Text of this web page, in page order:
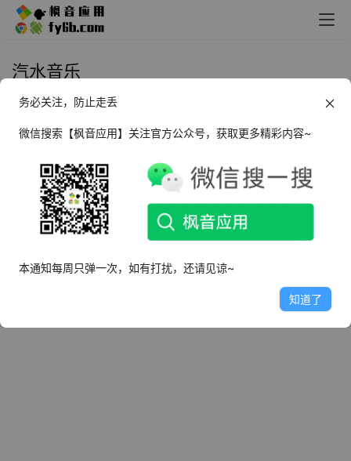
汽水音乐
2023年5月6日
务必关注，防止走丢
微信搜索【枫音应用】关注官方公众号，获取更多精彩内容~
本通知每周只弹一次，如有打扰，还请见谅~
知道了